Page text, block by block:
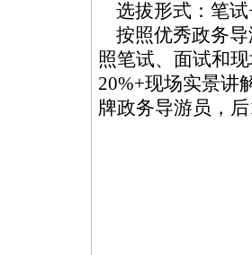
选拔形式：笔试
按照优秀政务导
照笔试、面试和
20%+现场实景讲
牌政务导游员，
河南省
河南省
2008